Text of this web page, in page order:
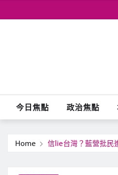
to
今日焦點 政治焦點
Home 信lie台灣？藍營批民